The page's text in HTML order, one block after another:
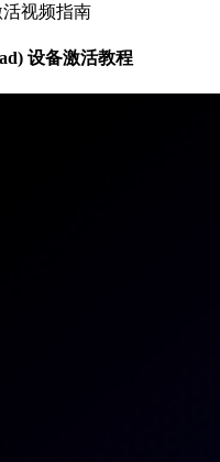
视频指南
设备激活教程